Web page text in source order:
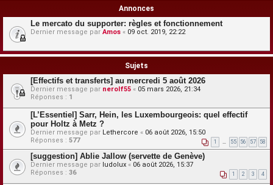
Annonces
Le mercato du supporter: règles et fonctionnement
Dernier message par Amos « 09 oct. 2019, 22:22
Sujets
[Effectifs et transferts] au mercredi 5 août 2026
Dernier message par nerolf55 « 05 mars 2026, 21:34
Réponses : 1
[L’Essentiel] Sarr, Hein, les Luxembourgeois: quel effectif
pour Holtz à Metz ?
Dernier message par Lethercore « 06 août 2026, 15:50
Réponses : 577 1 … 55 56 57 58
[suggestion] Ablie Jallow (servette de Genève)
Dernier message par ludolux « 06 août 2026, 15:37
Réponses : 36 1 2 3 4